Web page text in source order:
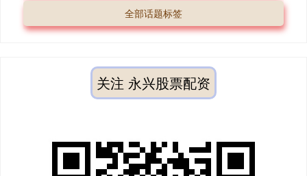
全部话题标签
关注 永兴股票配资